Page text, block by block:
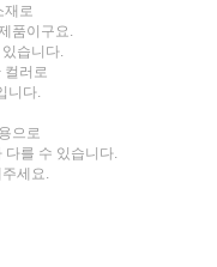
재로
품이구요.
습니다.
컬러로
니다.
으로
를 수 있습니다.
세요.